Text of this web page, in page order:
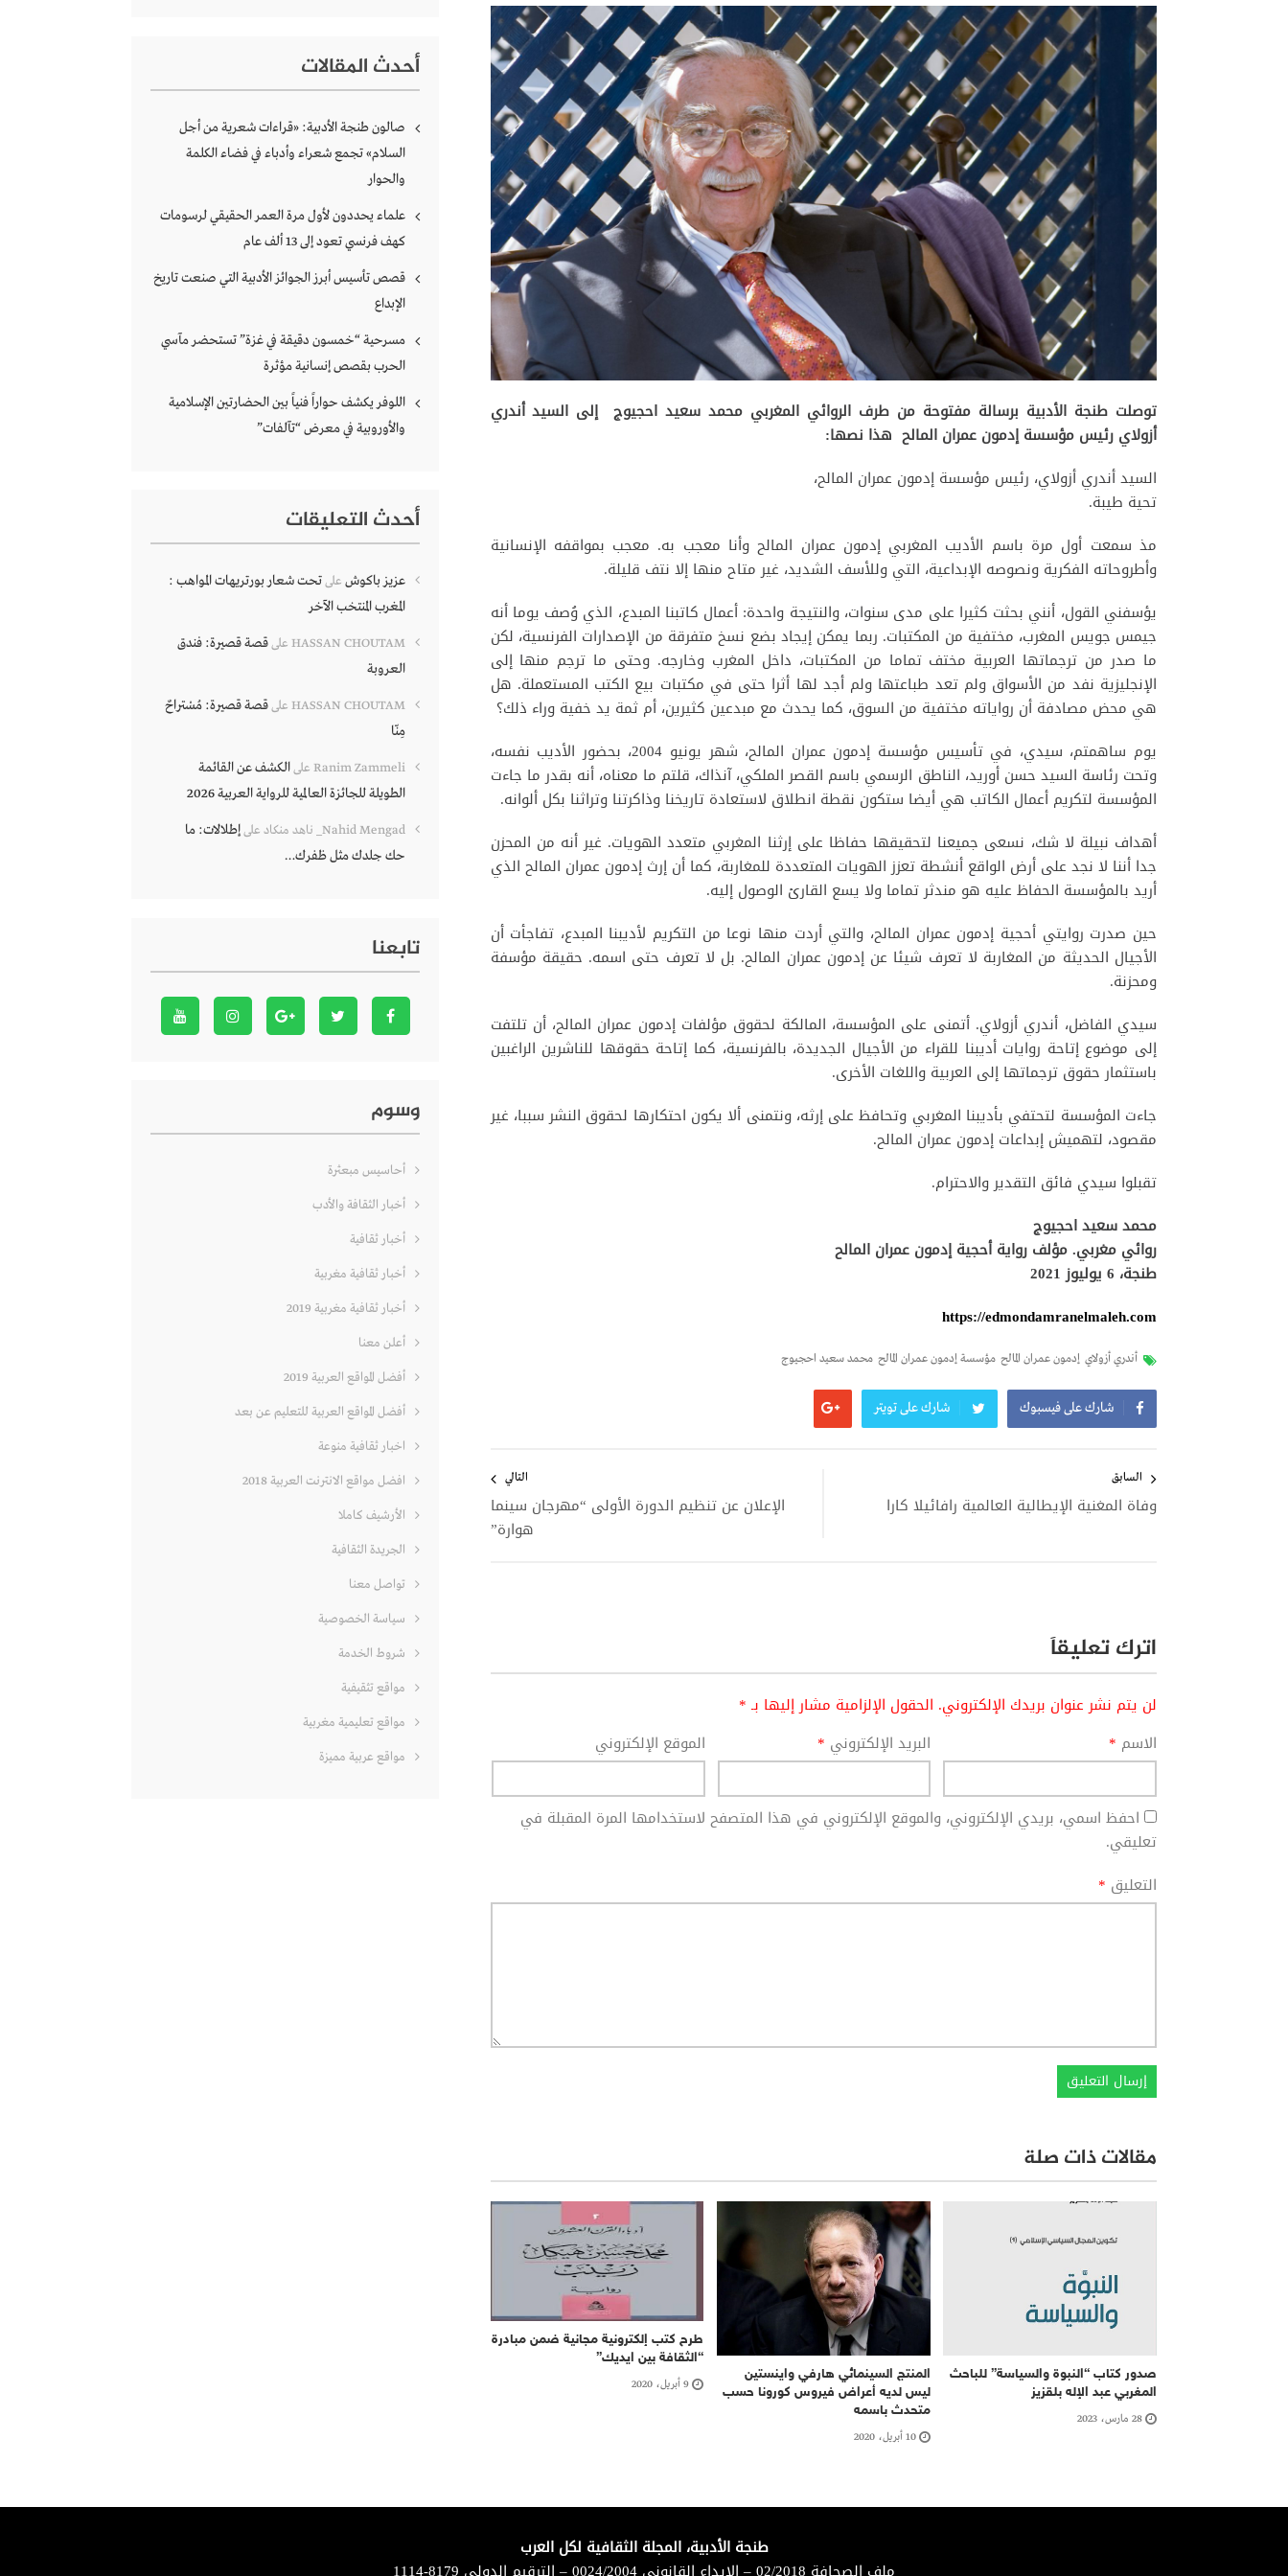
توصلت طنجة الأدبية برسالة مفتوحة من طرف الروائي المغربي محمد سعيد احجيوج إلى السيد أندري
أزولاي رئيس مؤسسة إدمون عمران المالح هذا نصها:
السيد أندري أزولاي، رئيس مؤسسة إدمون عمران المالح،
تحية طيبة.
مذ سمعت أول مرة باسم الأديب المغربي إدمون عمران المالح وأنا معجب به. معجب بمواقفه الإنسانية
وأطروحاته الفكرية ونصوصه الإبداعية، التي وللأسف الشديد، غير متاح منها إلا نتف قليلة.
يؤسفني القول، أنني بحثت كثيرا على مدى سنوات، والنتيجة واحدة: أعمال كاتبنا المبدع، الذي وُصف يوما أنه
جيمس جويس المغرب، مختفية من المكتبات. ربما يمكن إيجاد بضع نسخ متفرقة من الإصدارات الفرنسية، لكن
ما صدر من ترجماتها العربية مختف تماما من المكتبات، داخل المغرب وخارجه. وحتى ما ترجم منها إلى
الإنجليزية نفد من الأسواق ولم تعد طباعتها ولم أجد لها أثرا حتى في مكتبات بيع الكتب المستعملة. هل
هي محض مصادفة أن رواياته مختفية من السوق، كما يحدث مع مبدعين كثيرين، أم ثمة يد خفية وراء ذلك؟
يوم ساهمتم، سيدي، في تأسيس مؤسسة إدمون عمران المالح، شهر يونيو 2004، بحضور الأديب نفسه،
وتحت رئاسة السيد حسن أوريد، الناطق الرسمي باسم القصر الملكي، آنذاك، قلتم ما معناه، أنه بقدر ما جاءت
المؤسسة لتكريم أعمال الكاتب هي أيضا ستكون نقطة انطلاق لاستعادة تاريخنا وذاكرتنا وتراثنا بكل ألوانه.
أهداف نبيلة لا شك، نسعى جميعنا لتحقيقها حفاظا على إرثنا المغربي متعدد الهويات. غير أنه من المحزن
جدا أننا لا نجد على أرض الواقع أنشطة تعزز الهويات المتعددة للمغاربة، كما أن إرث إدمون عمران المالح الذي
أريد بالمؤسسة الحفاظ عليه هو مندثر تماما ولا يسع القارئ الوصول إليه.
حين صدرت روايتي أحجية إدمون عمران المالح، والتي أردت منها نوعا من التكريم لأديبنا المبدع، تفاجأت أن
الأجيال الحديثة من المغاربة لا تعرف شيئا عن إدمون عمران المالح. بل لا تعرف حتى اسمه. حقيقة مؤسفة
ومحزنة.
سيدي الفاضل، أندري أزولاي. أتمنى على المؤسسة، المالكة لحقوق مؤلفات إدمون عمران المالح، أن تلتفت
إلى موضوع إتاحة روايات أديبنا للقراء من الأجيال الجديدة، بالفرنسية، كما إتاحة حقوقها للناشرين الراغبين
باستثمار حقوق ترجماتها إلى العربية واللغات الأخرى.
جاءت المؤسسة لتحتفي بأديبنا المغربي وتحافظ على إرثه، ونتمنى ألا يكون احتكارها لحقوق النشر سببا، غير
مقصود، لتهميش إبداعات إدمون عمران المالح.
تقبلوا سيدي فائق التقدير والاحترام.
محمد سعيد احجيوج
روائي مغربي. مؤلف رواية أحجية إدمون عمران المالح
طنجة، 6 يوليوز 2021
https://edmondamranelmaleh.com
أندري أزولاي إدمون عمران المالح مؤسسة إدمون عمران المالح محمد سعيد احجيوج
شارك على فيسبوك شارك على تويتر
المقالات
السابق
وفاة المغنية الإيطالية العالمية رافائيلا كارا
التالي
الإعلان عن تنظيم الدورة الأولى “مهرجان سينما
هوارة”
اترك تعليقاً
لن يتم نشر عنوان بريدك الإلكتروني. الحقول الإلزامية مشار إليها بـ*
الاسم * البريد الإلكتروني * الموقع الإلكتروني
احفظ اسمي، بريدي الإلكتروني، والموقع الإلكتروني في هذا المتصفح لاستخدامها المرة المقبلة في
تعليقي.
التعليق *
مقالات ذات صلة
صدور كتاب “النبوة والسياسة” للباحث
المغربي عبد الإله بلقزيز
28 مارس، 2023
المنتج السينمائي هارفي واينستين
ليس لديه أعراض فيروس كورونا حسب
متحدث باسمه
10 أبريل، 2020
طرح كتب إلكترونية مجانية ضمن مبادرة
“الثقافة بين ايديك”
9 أبريل، 2020
أحدث المقالات
صالون طنجة الأدبية: «قراءات شعرية من أجل
السلام» تجمع شعراء وأدباء في فضاء الكلمة
والحوار
علماء يحددون لأول مرة العمر الحقيقي لرسومات
كهف فرنسي تعود إلى 13 ألف عام
قصص تأسيس أبرز الجوائز الأدبية التي صنعت تاريخ
الإبداع
مسرحية “خمسون دقيقة في غزة” تستحضر مآسي
الحرب بقصص إنسانية مؤثرة
اللوفر يكشف حواراً فنياً بين الحضارتين الإسلامية
والأوروبية في معرض “تآلفات”
أحدث التعليقات
عزيز باكوش علىتحت شعار بورتريهات المواهب :
المغرب المنتخب الآخر
HASSAN CHOUTAM علىقصة قصيرة: فندق
العروبة
HASSAN CHOUTAM علىقصة قصيرة: مُسْتراحٌ
مِنّا
Ranim Zammeli علىالكشف عن القائمة
الطويلة للجائزة العالمية للرواية العربية 2026
Nahid Mengad_ ناهد منكاد علىإطلالات: ما
حك جلدك مثل ظفرك…
تابعنا
وسوم
أحاسيس مبعثرة
أخبار الثقافة والأدب
أخبار ثقافية
أخبار ثقافية مغربية
أخبار ثقافية مغربية 2019
أعلن معنا
أفضل المواقع العربية 2019
أفضل المواقع العربية للتعليم عن بعد
اخبار ثقافية منوعة
افضل مواقع الانترنت العربية 2018
الأرشيف كاملا
الجريدة الثقافية
تواصل معنا
سياسة الخصوصية
شروط الخدمة
مواقع تثقيفية
مواقع تعليمية مغربية
مواقع عربية مميزة
طنجة الأدبية، المجلة الثقافية لكل العرب